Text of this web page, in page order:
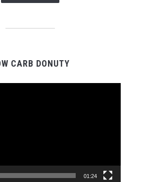
CARB DONUTY
01:24